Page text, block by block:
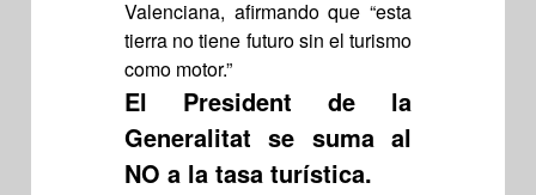
Valenciana, afirmando que “esta
tierra no tiene futuro sin el turismo
como motor.”
El President de la
Generalitat se suma al
NO a la tasa turística.